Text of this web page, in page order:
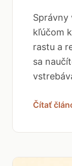
Správny
kľúčom
rastu a
sa
Čítať